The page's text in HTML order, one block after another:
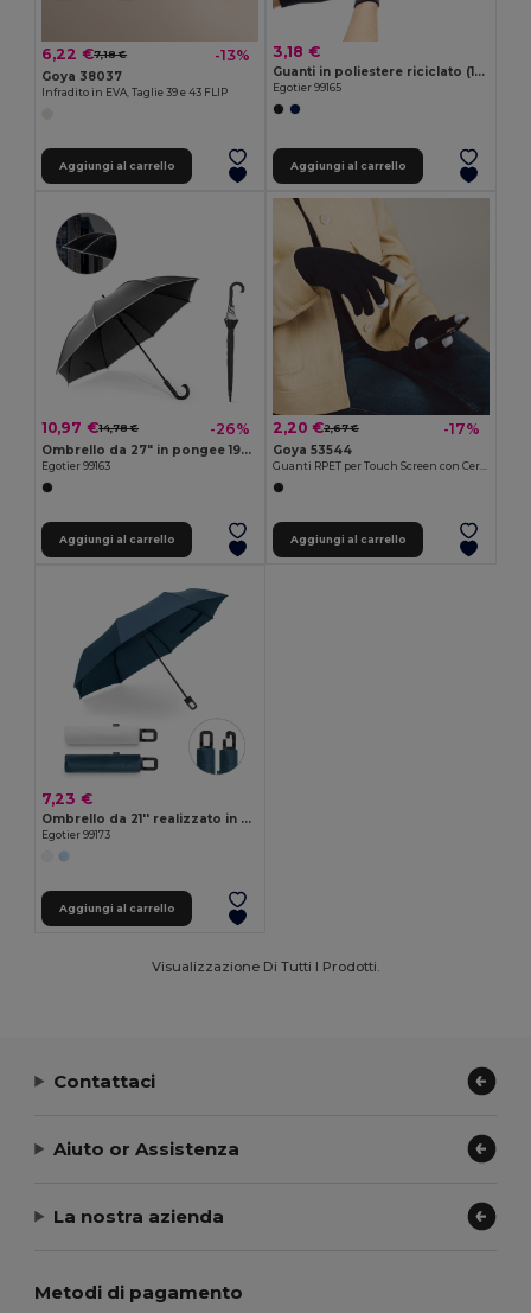
6,22 €7,18 € -13%
Goya 38037
Infradito in EVA, Taglie 39 e 43 FLIP
Aggiungi al carrello
3,18 €
Guanti in poliestere riciclato (100% rPET), con punta touch
Egotier 99165
Aggiungi al carrello
10,97 €14,78 € -26%
Ombrello da 27" in pongee 190T antivento in poliestere riciclato (100% rPET)
Egotier 99163
Aggiungi al carrello
2,20 €2,67 € -17%
Goya 53544
Guanti RPET per Touch Screen con Certificato BARID
Aggiungi al carrello
7,23 €
Ombrello da 21'' realizzato in poliestere riciclato (100% rPET) 190T pongee antivento
Egotier 99173
Aggiungi al carrello
Visualizzazione Di Tutti I Prodotti.
Contattaci
Aiuto or Assistenza
La nostra azienda
Metodi di pagamento